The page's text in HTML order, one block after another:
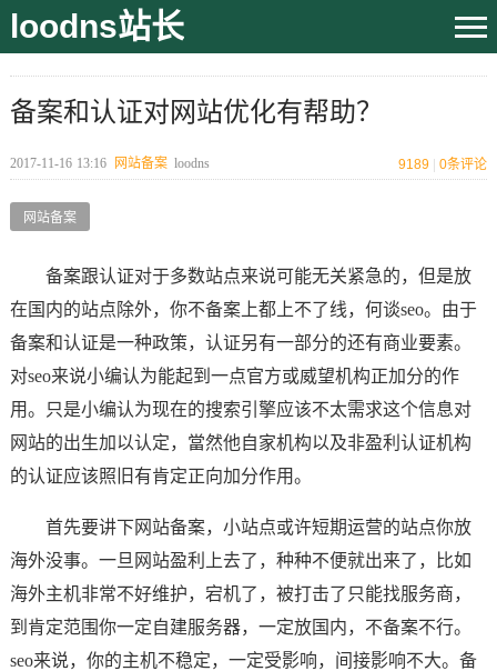
loodns站长
备案和认证对网站优化有帮助？
2017-11-16 13:16 网站备案 loodns 9189 0条评论
网站备案
备案跟认证对于多数站点来说可能无关紧急的，但是放
在国内的站点除外，你不备案上都上不了线，何谈seo。由于
备案和认证是一种政策，认证另有一部分的还有商业要素。
对seo来说小编认为能起到一点官方或威望机构正加分的作
用。只是小编认为现在的搜索引擎应该不太需求这个信息对
网站的出生加以认定，當然他自家机构以及非盈利认证机构
的认证应该照旧有肯定正向加分作用。
首先要讲下网站备案，小站点或许短期运营的站点你放
海外没事。一旦网站盈利上去了，种种不便就出来了，比如
海外主机非常不好维护，宕机了，被打击了只能找服务商，
到肯定范围你一定自建服务器，一定放国内，不备案不行。
seo来说，你的主机不稳定，一定受影响，间接影响不大。备